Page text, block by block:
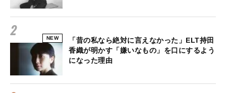
NEW
「昔の私なら絶対に言えなかった」ELT持田
香織が明かす「嫌いなもの」を口にするよう
になった理由